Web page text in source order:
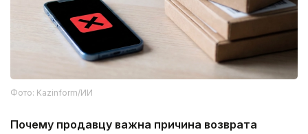
Фото: Kazinform/ИИ
Почему продавцу важна причина возврата